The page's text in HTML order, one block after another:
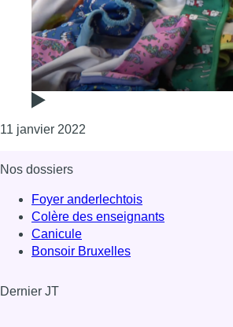
11 janvier 2022
Nos dossiers
Foyer anderlechtois
Colère des enseignants
Canicule
Bonsoir Bruxelles
Dernier JT